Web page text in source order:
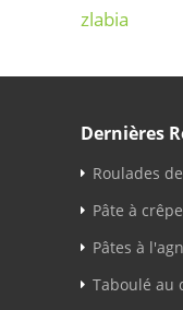
zlabia
Dernières
Roulades
Pâte à
Pâtes à
Taboulé au